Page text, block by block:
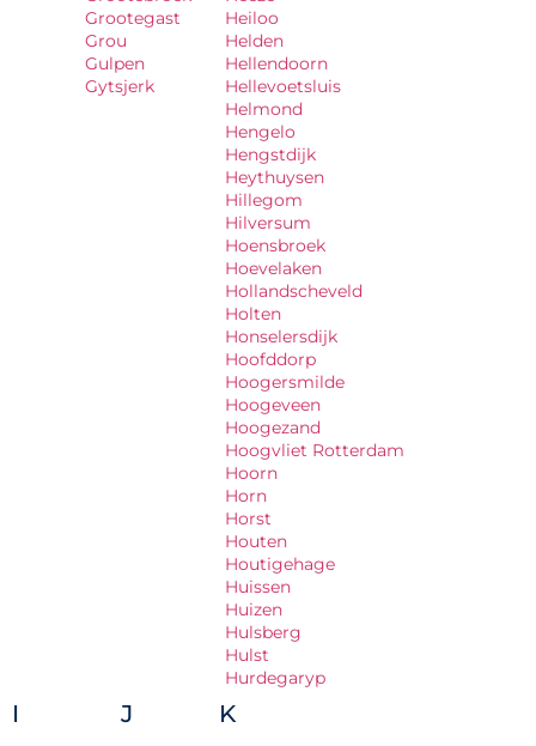
Grootegast
Grou
Gulpen
Gytsjerk
Heiloo
Helden
Hellendoorn
Hellevoetsluis
Helmond
Hengelo
Hengstdijk
Heythuysen
Hillegom
Hilversum
Hoensbroek
Hoevelaken
Hollandscheveld
Holten
Honselersdijk
Hoofddorp
Hoogersmilde
Hoogeveen
Hoogezand
Hoogvliet Rotterdam
Hoorn
Horn
Horst
Houten
Houtigehage
Huissen
Huizen
Hulsberg
Hulst
Hurdegaryp
I J K